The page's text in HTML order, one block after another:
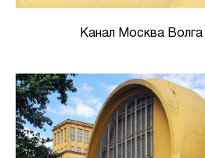
Канал Москва Волга